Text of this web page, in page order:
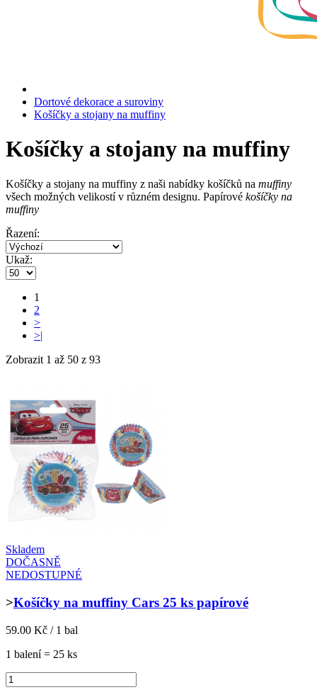
Dortové dekorace a suroviny
Košíčky a stojany na muffiny
Košíčky a stojany na muffiny
Košíčky a stojany na muffiny z naši nabídky košíčků na muffiny
všech možných velikostí v různém designu. Papírové košíčky na
muffiny
Řazení:
Ukaž:
1
2
>
>|
Zobrazit 1 až 50 z 93
Skladem
DOČASNĚ
NEDOSTUPNÉ
>Košíčky na muffiny Cars 25 ks papírové
59.00 Kč / 1 bal
1 balení = 25 ks